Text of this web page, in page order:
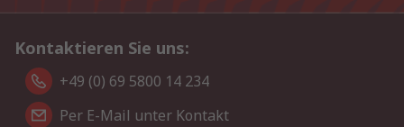
Kontaktieren Sie uns:
+49 (0) 69 5800 14 234
Per E-Mail unter Kontakt